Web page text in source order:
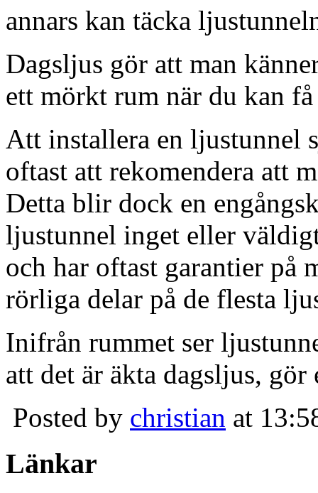
annars kan täcka
Dagsljus gör att man
ett mörkt rum när du kan
Att installera en ljustunnel
oftast att rekomendera att
Detta blir dock en
ljustunnel inget eller
och har oftast garantier på
rörliga delar på de flesta
Inifrån rummet ser
att det är äkta dagsljus,
Posted by christian at
Länkar